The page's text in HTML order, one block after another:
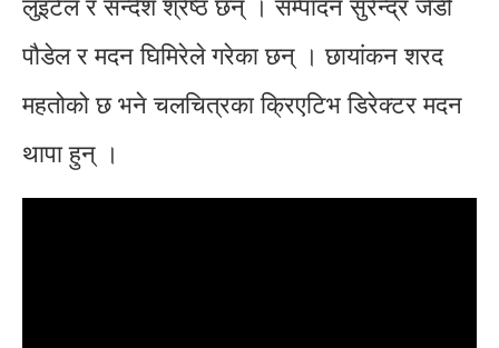
लुइटेल र सन्देश श्रेष्ठ छन् । सम्पादन सुरेन्द्र जेडी
पौडेल र मदन घिमिरेले गरेका छन् । छायांकन शरद
महतोको छ भने चलचित्रका क्रिएटिभ डिरेक्टर मदन
थापा हुन् ।